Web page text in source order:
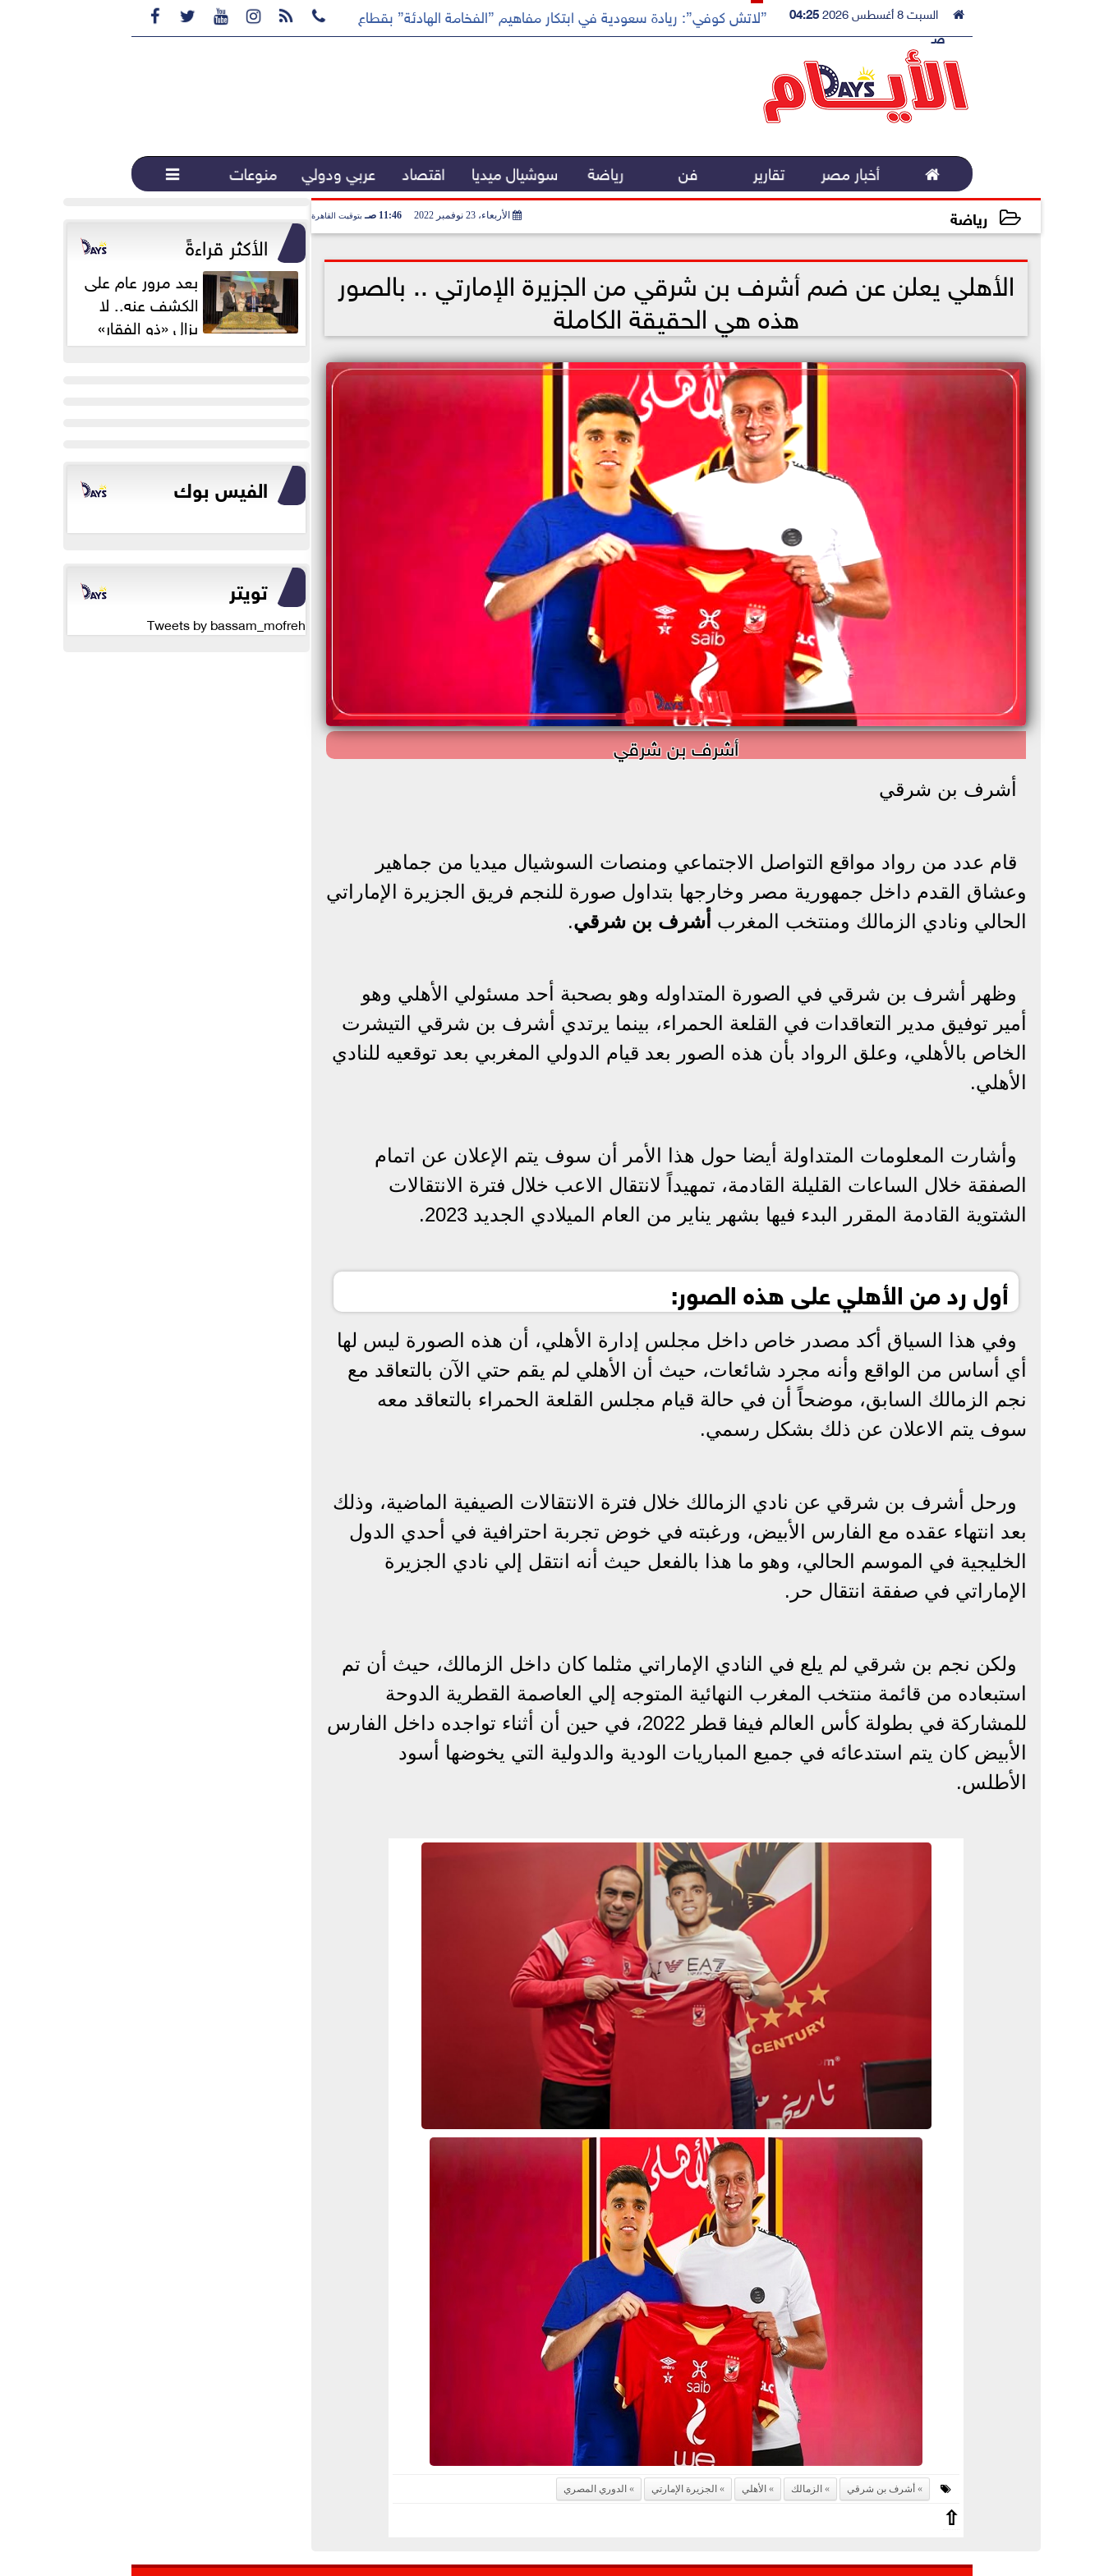
       السبت 8 أغسطس 2026
04:25
صـ
”لاتش كوفي”: ريادة سعودية في ابتكار مفاهيم ”الفخامة الهادئة” بقطاع القهوة المختصة...
 أخبار مصر تقارير فن رياضة سوشيال ميديا اقتصاد عربي ودولي منوعات 
رياضة الأربعاء، 23 نوفمبر 2022 11:46 صـ بتوقيت القاهرة
الأهلي يعلن عن ضم أشرف بن شرقي من الجزيرة الإمارتي .. بالصور
هذه هي الحقيقة الكاملة
أشرف بن شرقي
أشرف بن شرقي
قام عدد من رواد مواقع التواصل الاجتماعي ومنصات السوشيال ميديا من جماهير
وعشاق القدم داخل جمهورية مصر وخارجها بتداول صورة للنجم فريق الجزيرة الإماراتي
الحالي ونادي الزمالك ومنتخب المغرب أشرف بن شرقي.
وظهر أشرف بن شرقي في الصورة المتداوله وهو بصحبة أحد مسئولي الأهلي وهو
أمير توفيق مدير التعاقدات في القلعة الحمراء، بينما يرتدي أشرف بن شرقي التيشرت
الخاص بالأهلي، وعلق الرواد بأن هذه الصور بعد قيام الدولي المغربي بعد توقعيه للنادي
الأهلي.
وأشارت المعلومات المتداولة أيضا حول هذا الأمر أن سوف يتم الإعلان عن اتمام
الصفقة خلال الساعات القليلة القادمة، تمهيداً لانتقال الاعب خلال فترة الانتقالات
الشتوية القادمة المقرر البدء فيها بشهر يناير من العام الميلادي الجديد 2023.
أول رد من الأهلي على هذه الصور:
وفي هذا السياق أكد مصدر خاص داخل مجلس إدارة الأهلي، أن هذه الصورة ليس لها
أي أساس من الواقع وأنه مجرد شائعات، حيث أن الأهلي لم يقم حتي الآن بالتعاقد مع
نجم الزمالك السابق، موضحاً أن في حالة قيام مجلس القلعة الحمراء بالتعاقد معه
سوف يتم الاعلان عن ذلك بشكل رسمي.
ورحل أشرف بن شرقي عن نادي الزمالك خلال فترة الانتقالات الصيفية الماضية، وذلك
بعد انتهاء عقده مع الفارس الأبيض، ورغبته في خوض تجربة احترافية في أحدي الدول
الخليجية في الموسم الحالي، وهو ما هذا بالفعل حيث أنه انتقل إلي نادي الجزيرة
الإماراتي في صفقة انتقال حر.
ولكن نجم بن شرقي لم يلع في النادي الإماراتي مثلما كان داخل الزمالك، حيث أن تم
استبعاده من قائمة منتخب المغرب النهائية المتوجه إلي العاصمة القطرية الدوحة
للمشاركة في بطولة كأس العالم فيفا قطر 2022، في حين أن أثناء تواجده داخل الفارس
الأبيض كان يتم استدعائه في جميع المباريات الودية والدولية التي يخوضها أسود
الأطلس.
أشرف بن شرقي الزمالك الأهلي الجزيرة الإمارتي الدوري المصري
⇧
الأكثر قراءةً
بعد مرور عام على
الكشف عنه.. لا
يزال «ذو الفقار»
محور اهتمام...
الفيس بوك
تويتر
Tweets by bassam_mofreh